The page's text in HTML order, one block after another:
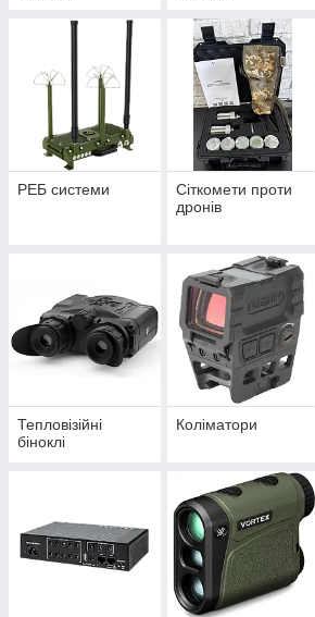
РЕБ системи
Сіткомети проти
дронів
Тепловізійні
біноклі
Коліматори